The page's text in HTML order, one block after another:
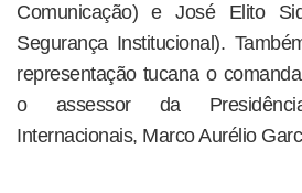
Comunicação) e José Elito
Segurança Institucional).
representação tucana o
o assessor da
Internacionais, Marco Aurélio